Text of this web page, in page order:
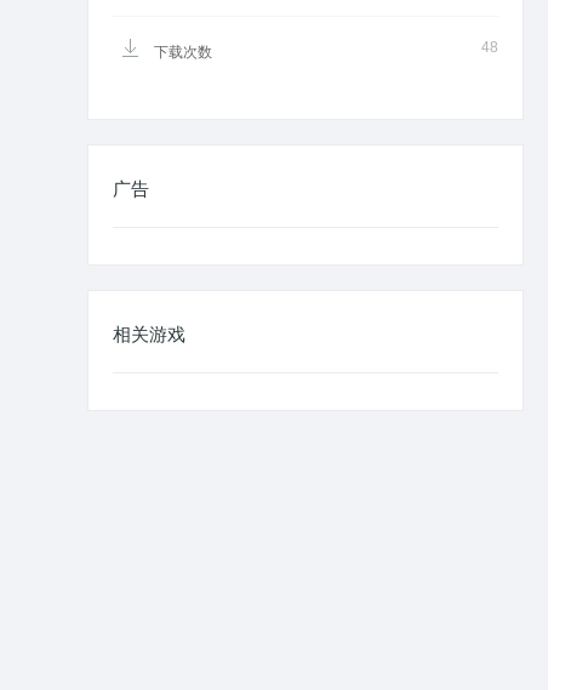
下载次数 48
广告
相关游戏